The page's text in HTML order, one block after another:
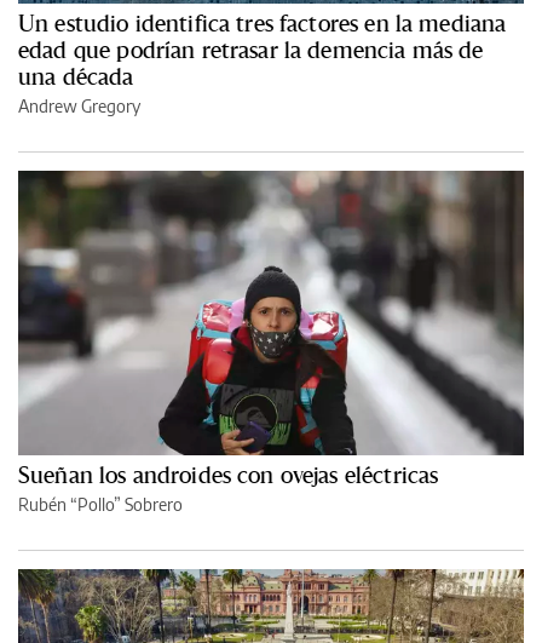
Un estudio identifica tres factores en la mediana
edad que podrían retrasar la demencia más de
una década
Andrew Gregory
Sueñan los androides con ovejas eléctricas
Rubén “Pollo” Sobrero